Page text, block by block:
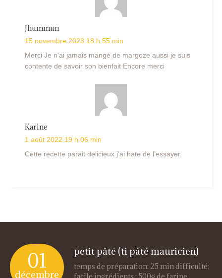
Jhummun
15 novembre 2023 18 h 55 min
Merci Je n'ai jamais mangé de margoze aussi je suis
contente de savoir son bienfait Encore merci
Karine
1 août 2022 19 h 06 min
Cette recette parait delicieux j’ai hate de l’essayer.
01
décembre
petit pâté (ti pâté mauricien)
temps de préparation: 25 min difficulté: